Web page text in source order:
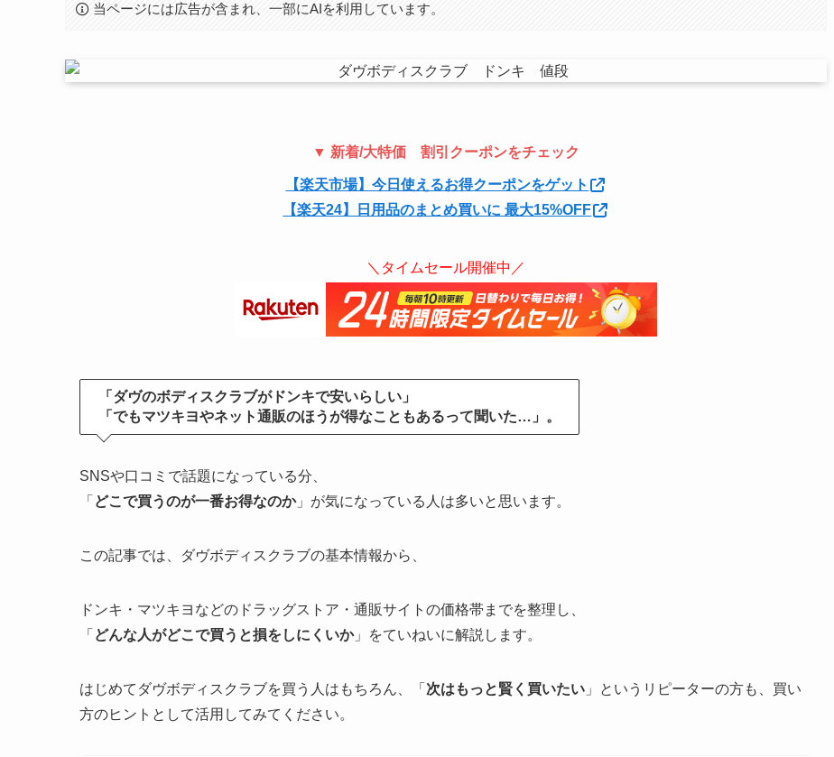
当ページには広告が含まれ、一部にAIを利用しています。
▼ 新着/大特価 割引クーポンをチェック
【楽天市場】今日使えるお得クーポンをゲット
【楽天24】日用品のまとめ買いに 最大15%OFF
＼タイムセール開催中／
「ダヴのボディスクラブがドンキで安いらしい」
「でもマツキヨやネット通販のほうが得なこともあるって聞いた…」。
SNSや口コミで話題になっている分、
「 どこで買うのが一番お得なのか」が気になっている人は多いと思います。
この記事では、ダヴボディスクラブの基本情報から、
ドンキ・マツキヨなどのドラッグストア・通販サイトの価格帯までを整理し、
「 どんな人がどこで買うと損をしにくいか」をていねいに解説します。
はじめてダヴボディスクラブを買う人はもちろん、「 次はもっと賢く買いたい 」というリピーターの方も、買い
方のヒントとして活用してみてください。